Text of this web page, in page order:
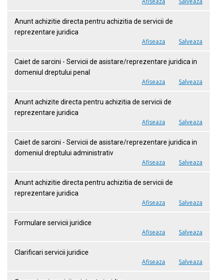
Anunt achizitie directa pentru achizitia de servicii de
reprezentare juridica
Afiseaza Salveaza
Caiet de sarcini - Servicii de asistare/reprezentare juridica in
domeniul dreptului penal
Afiseaza Salveaza
Anunt achizite directa pentru achizitia de servicii de
reprezentare juridica
Afiseaza Salveaza
Caiet de sarcini - Servicii de asistare/reprezentare juridica in
domeniul dreptului administrativ
Afiseaza Salveaza
Anunt achizitie directa pentru achizitia de servicii de
reprezentare juridica
Afiseaza Salveaza
Formulare servicii juridice
Afiseaza Salveaza
Clarificari servicii juridice
Afiseaza Salveaza